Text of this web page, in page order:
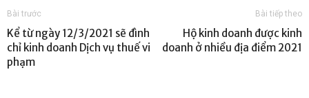
Bài trước
Kể từ ngày 12/3/2021 sẽ đình
chỉ kinh doanh Dịch vụ thuế vi
phạm
Bài tiếp theo
Hộ kinh doanh được kinh
doanh ở nhiều địa điểm 2021